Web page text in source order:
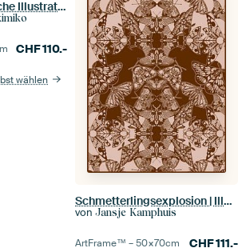
Balance 3 - grafische Illustration in sanften Farben
CHF110.-
wählen
Schmetterlingsexplosion | Illustration | Muster
von Jansje Kamphuis
ArtFrame™ –50×70cm CHF111.-